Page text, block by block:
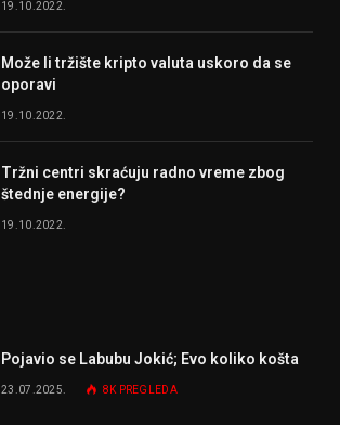
19.10.2022.
Može li tržište kripto valuta uskoro da se
oporavi
19.10.2022.
Tržni centri skraćuju radno vreme zbog
štednje energije?
19.10.2022.
Pojavio se Labubu Jokić; Evo koliko košta
23.07.2025. 8K PREGLEDA